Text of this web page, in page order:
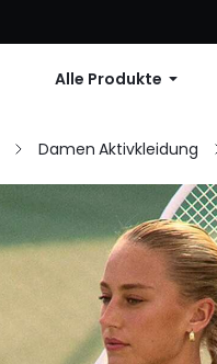
Alle Produkte
Damen Aktivkleidung